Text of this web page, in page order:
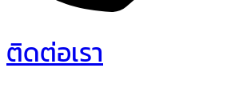
ติดต่อเรา